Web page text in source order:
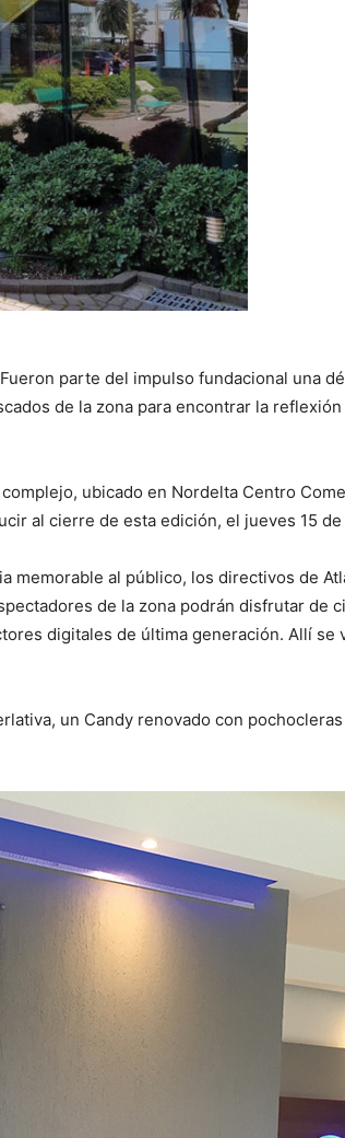
parte del impulso fundacional una
de la zona para encontrar la
ubicado en Nordelta Centro
al cierre de esta edición, el jueves 15
memorable al público, los directivos de
de la zona podrán disfrutar de
digitales de última generación. Allí se
un Candy renovado con